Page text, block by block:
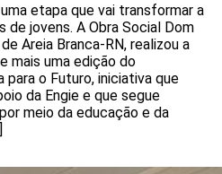
etapa que vai transformar a
de jovens. A Obra Social Dom
Areia Branca-RN, realizou a
mais uma edição do
para o Futuro, iniciativa que
da Engie e que segue
meio da educação e da